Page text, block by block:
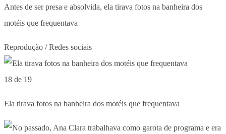
Antes de ser presa e absolvida, ela tirava fotos na banheira dos
motéis que frequentava
Reprodução / Redes sociais
18 de 19
Ela tirava fotos na banheira dos motéis que frequentava